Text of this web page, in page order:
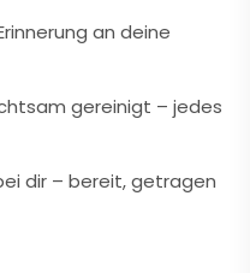
an deine
gereinigt – jedes
dir – bereit, getragen